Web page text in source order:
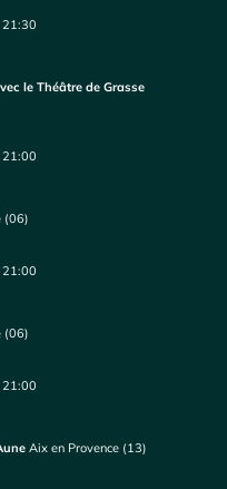
21:30
le Théâtre de Grasse
21:00
(06)
21:00
(06)
21:00
Aix en Provence (13)